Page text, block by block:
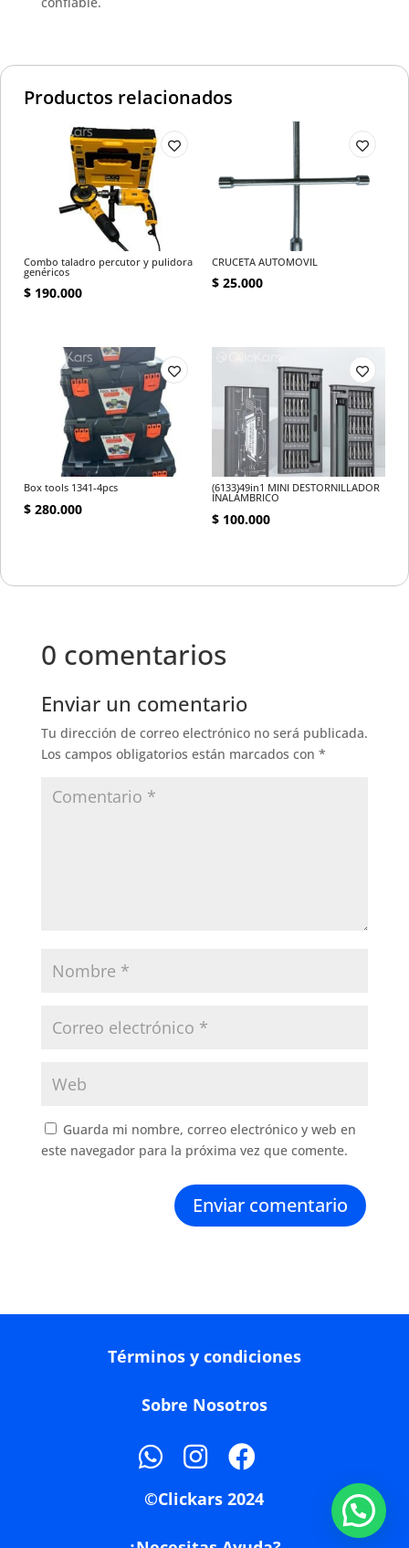
Productos relacionados
Combo taladro percutor y pulidora
genéricos
$ 190.000
CRUCETA AUTOMOVIL
$25.000
Box tools 1341-4pcs
$ 280.000
(6133)49in1 MINI DESTORNILLADOR
INALÁMBRICO
$100.000
0 comentarios
Enviar un comentario
Tu dirección de correo electrónico no será publicada.
Los campos obligatorios están marcados con *
Guarda mi nombre, correo electrónico y web en
este navegador para la próxima vez que comente.
Enviar comentario
Términos y condiciones
Sobre Nosotros
©Clickars 2024